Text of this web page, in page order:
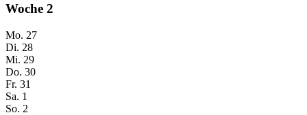
Woche 2
Mo. 27
Di. 28
Mi. 29
Do. 30
Fr. 31
Sa. 1
So. 2